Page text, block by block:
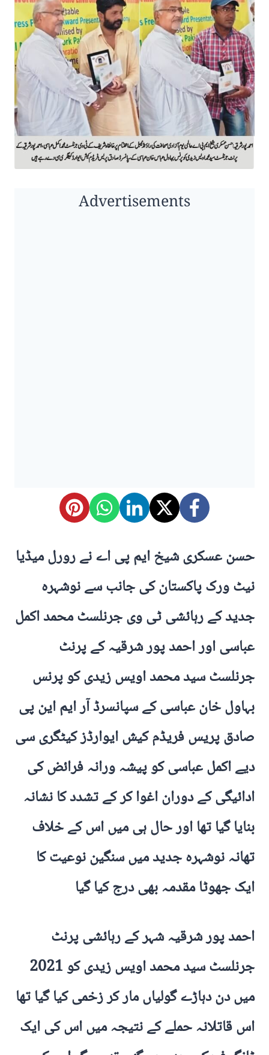
Advertisements
حسن عسکری شیخ ایم پی اے نے رورل میڈیا
نیٹ ورک پاکستان کی جانب سے نوشہرہ
جدید کے رہائشی ٹی وی جرنلسٹ محمد اکمل
عباسی اور احمد پور شرقیہ کے پرنٹ
جرنلسٹ سید محمد اویس زیدی کو پرنس
بہاول خان عباسی کے سپانسرڈ آر ایم این پی
صادق پریس فریڈم کیش ایوارڈز کیٹگری سی
دیے اکمل عباسی کو پیشہ ورانہ فرائض کی
ادائیگی کے دوران اغوا کر کے تشدد کا نشانہ
بنایا گیا تھا اور حال ہی میں اس کے خلاف
تھانہ نوشہرہ جدید میں سنگین نوعیت کا
ایک جھوٹا مقدمہ بھی درج کیا گیا
احمد پور شرقیہ شہر کے رہائشی پرنٹ
جرنلسٹ سید محمد اویس زیدی کو 2021
میں دن دہاڑے گولیاں مار کر زخمی کیا گیا تھا
اس قاتلانہ حملے کے نتیجہ میں اس کی ایک